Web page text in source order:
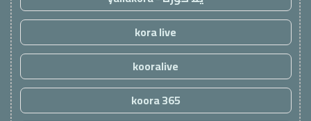
kora live
kooralive
koora 365